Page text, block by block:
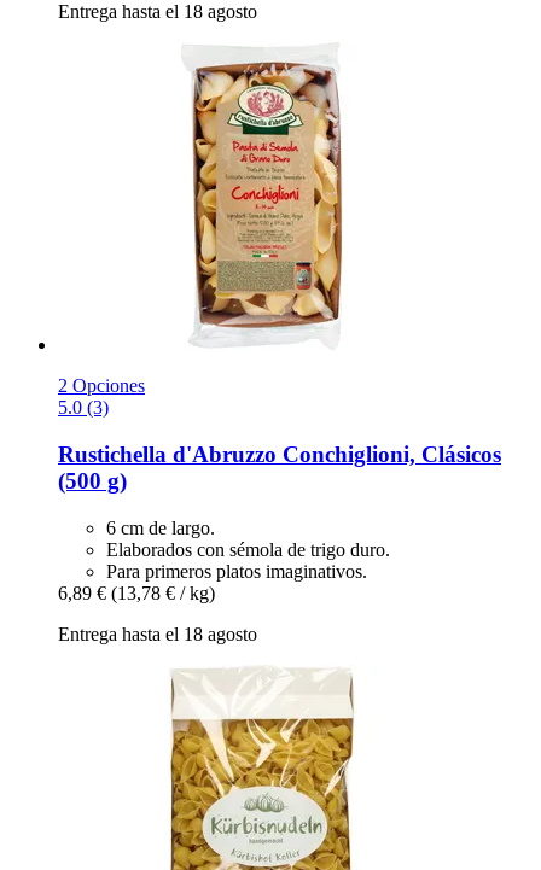
Entrega hasta el 18 agosto
2 Opciones
5.0 (3)
Rustichella d'Abruzzo Conchiglioni, Clásicos
(500 g)
6 cm de largo.
Elaborados con sémola de trigo duro.
Para primeros platos imaginativos.
6,89 € (13,78 € / kg)
Entrega hasta el 18 agosto